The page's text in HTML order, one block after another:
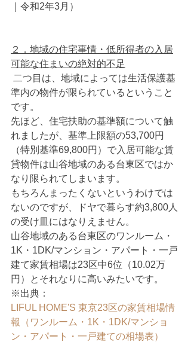
｜令和2年3月）
２．地域の住宅事情・低所得者の入居
可能な住まいの絶対的不足
準内の物件が限られているということ
です。
先ほど、住宅扶助の基準額について触
れましたが、基準上限額の53,700円
（特別基準69,800円）で入居可能な賃
貸物件は山谷地域のある台東区ではか
なり限られてしまいます。
もちろんまったくないというわけでは
ないのですが、ドヤで暮らす約3,800人
の受け皿にはなりえません。
山谷地域のある台東区のワンルーム・
1K・1DK/マンション・アパート・一戸
建て家賃相場は23区中6位（10.02万
円）とそれなりに高いみたいです。
※出典：
LIFUL HOME'S 東京23区の家賃相場情
報（ワンルーム・1K・1DK/マンショ
ン・アパート・一戸建ての相場表）